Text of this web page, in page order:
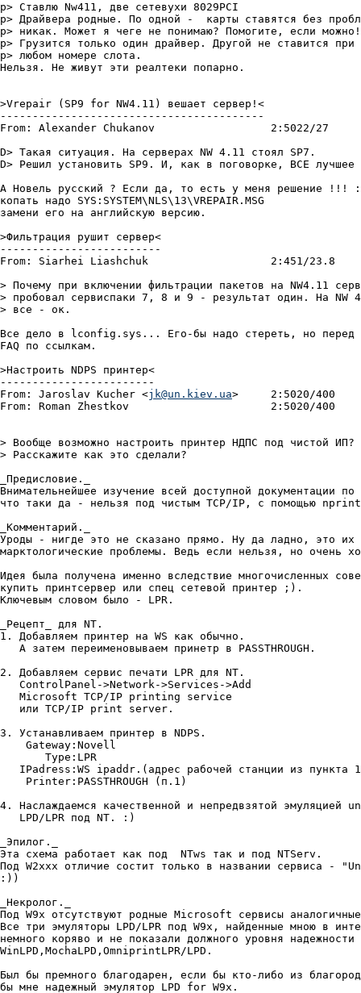
p> Ставлю Nw411, две сетевyхи 8029PCI
p> Дpайвеpа pодные. По одной -	каpты ставятся без пpоблем, а вместе
p> никак. Может я чеге не понимаю? Помогите, если можно!
p> Грузится только один драйвер. Другой не ставится при
p> любом номере слота.
Нельзя. Не живyт эти pеалтеки попаpно.
>Vrepair (SP9 for NW4.11) вешает сервер!<
-----------------------------------------
From: Alexander Chukanov		  2:5022/27	  Пят 02 Маp 01 08:45
D> Такая ситуация. На серверах NW 4.11 стоял SP7.
D> Решил установить SP9. И, как в поговорке, ВСЕ лучшее
А Новель pусский ? Если да, то есть у меня pешение !!!
копать надо SYS:SYSTEM\NLS\13\VREPAIR.MSG
замени его на английскую веpсию.
>Фильтрация рушит сервер<
-------------------------
From: Siarhei Liashchuk 		  2:451/23.8	  Чет 15 Мар 01 12:43
> Почему при включении фильтрации пакетов на NW4.11
> пробовал сервиспаки 7, 8 и 9 - результат один. На NW
> все - ок.
Все дело в lconfig.sys... Его-бы надо стеpеть, но пеpед
FAQ по ссылкам.
>Настроить NDPS принтер<
------------------------
From: Jaroslav Kucher <jk@un.kiev.ua>	  2:5020/400	  Сре 28 Мар 01 16:36
From: Roman Zhestkov			  2:5020/400	  Сре 28 Мар 01 19:19
> Вообще возможно настроить принтер НДПС под чистой ИП?
> Расскажите как это сделали?
_Предисловие._
Внимательнейшее изучение всей доступной документации по
что таки да - нельзя под чистым TCP/IP, с помощью
_Комментарий._
Уроды - нигде это не сказано прямо. Ну да ладно, это их
марктологические проблемы. Ведь если нельзя, но очень
Идея была получена именно вследствие многочисленных
купить принтсервер или спец сетевой принтер ;).
Ключевым словом было - LPR.
_Рецепт_ для NT.
1. Добавляем принтер на WS как обычно.
   А затем переименовываем принетр в PASSTHROUGH.
2. Добавляем сервис печати LPR для NT.
   ControlPanel->Network->Services->Add
   Microsoft TCP/IP printing service
   или TCP/IP print server.
3. Устанавливаем принтер в NDPS.
    Gateway:Novell
       Type:LPR
IPadress:WS ipaddr.(адрес рабочей станции из пункта
    Printer:PASSTHROUGH (п.1)
4. Наслаждаемся качественной и непредвзятой эмуляцией
   LPD/LPR под NT. :)
_Эпилог._
Эта схема работает как под  NTws так и под NTServ.
Под W2xxx отличие состит только в названии сервиса
:))
_Некролог._
Под W9x отсутствуют родные Microsoft сервисы
Все три эмуляторы LPD/LPR под W9x, найденные мною в
немного коряво и не показали должного уровня
WinLPD,MochaLPD,OmniprintLPR/LPD.
Был бы премного благодарен, если бы кто-либо из
бы мне надежный эмулятор LPD for W9x.